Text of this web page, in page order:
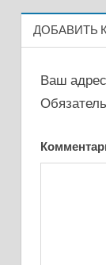
ДОБАВИТЬ
Ваш